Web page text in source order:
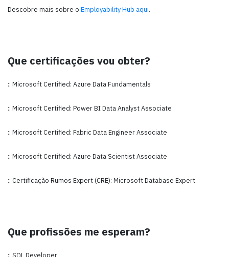
Descobre mais sobre o Employability Hub aqui.
Que certificações vou obter?
:: Microsoft Certified: Azure Data Fundamentals
:: Microsoft Certified: Power BI Data Analyst Associate
:: Microsoft Certified: Fabric Data Engineer Associate
:: Microsoft Certified: Azure Data Scientist Associate
:: Certificação Rumos Expert (CRE): Microsoft Database Expert
Que profissões me esperam?
:: SQL Developer